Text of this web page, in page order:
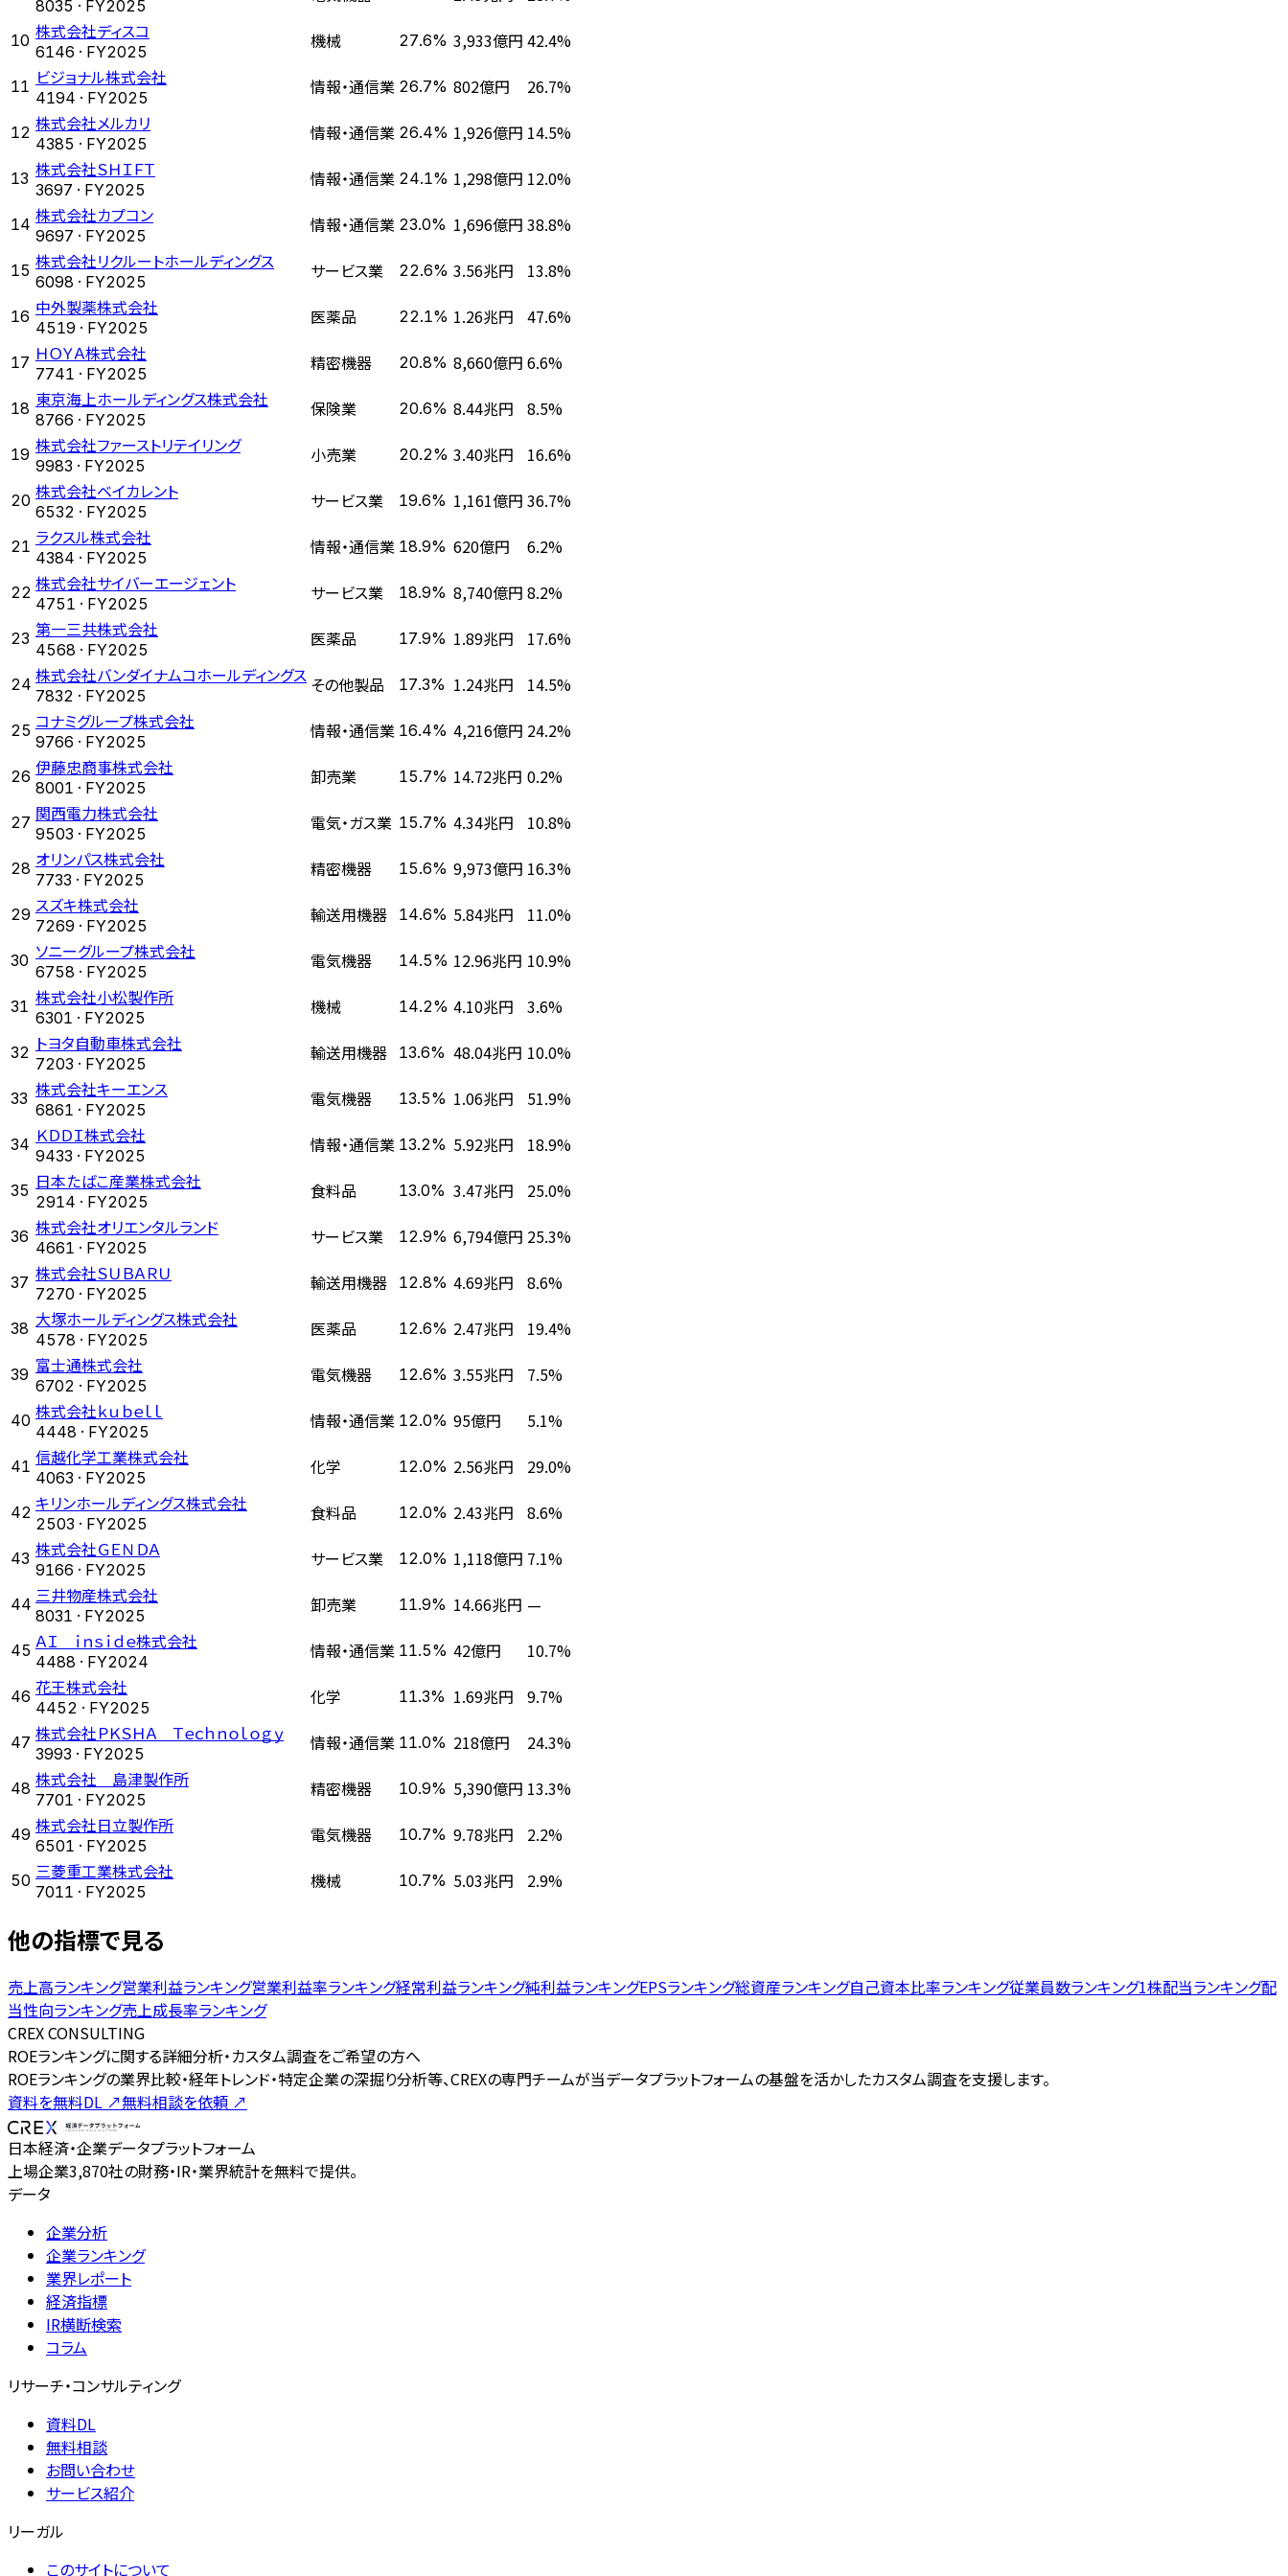
8035 · FY2025
10 株式会社ディスコ
6146 · FY2025 機械 27.6% 3,933億円 42.4%
11 ビジョナル株式会社
4194 · FY2025 情報・通信業 26.7% 802億円 26.7%
12 株式会社メルカリ
4385 · FY2025 情報・通信業 26.4% 1,926億円 14.5%
13 株式会社ＳＨＩＦＴ
3697 · FY2025 情報・通信業 24.1% 1,298億円 12.0%
14 株式会社カプコン
9697 · FY2025 情報・通信業 23.0% 1,696億円 38.8%
15 株式会社リクルートホールディングス
6098 · FY2025 サービス業 22.6% 3.56兆円 13.8%
16 中外製薬株式会社
4519 · FY2025 医薬品 22.1% 1.26兆円 47.6%
17 ＨＯＹＡ株式会社
7741 · FY2025 精密機器 20.8% 8,660億円 6.6%
18 東京海上ホールディングス株式会社
8766 · FY2025 保険業 20.6% 8.44兆円 8.5%
19 株式会社ファーストリテイリング
9983 · FY2025 小売業 20.2% 3.40兆円 16.6%
20 株式会社ベイカレント
6532 · FY2025 サービス業 19.6% 1,161億円 36.7%
21 ラクスル株式会社
4384 · FY2025 情報・通信業 18.9% 620億円 6.2%
22 株式会社サイバーエージェント
4751 · FY2025 サービス業 18.9% 8,740億円 8.2%
23 第一三共株式会社
4568 · FY2025 医薬品 17.9% 1.89兆円 17.6%
24 株式会社バンダイナムコホールディングス
7832 · FY2025 その他製品 17.3% 1.24兆円 14.5%
25 コナミグループ株式会社
9766 · FY2025 情報・通信業 16.4% 4,216億円 24.2%
26 伊藤忠商事株式会社
8001 · FY2025 卸売業 15.7% 14.72兆円 0.2%
27 関西電力株式会社
9503 · FY2025 電気・ガス業 15.7% 4.34兆円 10.8%
28 オリンパス株式会社
7733 · FY2025 精密機器 15.6% 9,973億円 16.3%
29 スズキ株式会社
7269 · FY2025 輸送用機器 14.6% 5.84兆円 11.0%
30 ソニーグループ株式会社
6758 · FY2025 電気機器 14.5% 12.96兆円 10.9%
31 株式会社小松製作所
6301 · FY2025 機械 14.2% 4.10兆円 3.6%
32 トヨタ自動車株式会社
7203 · FY2025 輸送用機器 13.6% 48.04兆円 10.0%
33 株式会社キーエンス
6861 · FY2025 電気機器 13.5% 1.06兆円 51.9%
34 ＫＤＤＩ株式会社
9433 · FY2025 情報・通信業 13.2% 5.92兆円 18.9%
35 日本たばこ産業株式会社
2914 · FY2025 食料品 13.0% 3.47兆円 25.0%
36 株式会社オリエンタルランド
4661 · FY2025 サービス業 12.9% 6,794億円 25.3%
37 株式会社ＳＵＢＡＲＵ
7270 · FY2025 輸送用機器 12.8% 4.69兆円 8.6%
38 大塚ホールディングス株式会社
4578 · FY2025 医薬品 12.6% 2.47兆円 19.4%
39 富士通株式会社
6702 · FY2025 電気機器 12.6% 3.55兆円 7.5%
40 株式会社ｋｕｂｅｌｌ
4448 · FY2025 情報・通信業 12.0% 95億円 5.1%
41 信越化学工業株式会社
4063 · FY2025 化学 12.0% 2.56兆円 29.0%
42 キリンホールディングス株式会社
2503 · FY2025 食料品 12.0% 2.43兆円 8.6%
43 株式会社ＧＥＮＤＡ
9166 · FY2025 サービス業 12.0% 1,118億円 7.1%
44 三井物産株式会社
8031 · FY2025 卸売業 11.9% 14.66兆円 —
45 ＡＩ ｉｎｓｉｄｅ株式会社
4488 · FY2024 情報・通信業 11.5% 42億円 10.7%
46 花王株式会社
4452 · FY2025 化学 11.3% 1.69兆円 9.7%
47 株式会社ＰＫＳＨＡ Ｔｅｃｈｎｏｌｏｇｙ
3993 · FY2025 情報・通信業 11.0% 218億円 24.3%
48 株式会社 島津製作所
7701 · FY2025 精密機器 10.9% 5,390億円 13.3%
49 株式会社日立製作所
6501 · FY2025 電気機器 10.7% 9.78兆円 2.2%
50 三菱重工業株式会社
7011 · FY2025 機械 10.7% 5.03兆円 2.9%
他の指標で見る
売上高ランキング営業利益ランキング営業利益率ランキング経常利益ランキング純利益ランキングEPSランキング総資産ランキング自己資本比率ランキング従業員数ランキング1株配当ランキング配
当性向ランキング売上成長率ランキング
CREX CONSULTING
ROEランキングに関する詳細分析・カスタム調査をご希望の方へ
ROEランキングの業界比較・経年トレンド・特定企業の深掘り分析等、CREXの専門チームが当データプラットフォームの基盤を活かしたカスタム調査を支援します。
資料を無料DL ↗無料相談を依頼 ↗
日本経済・企業データプラットフォーム
上場企業3,870社の財務・IR・業界統計を無料で提供。
データ
企業分析
企業ランキング
業界レポート
経済指標
IR横断検索
コラム
リサーチ・コンサルティング
資料DL
無料相談
お問い合わせ
サービス紹介
リーガル
このサイトについて